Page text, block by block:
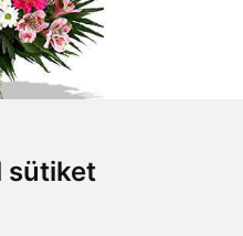
sütiket
tól